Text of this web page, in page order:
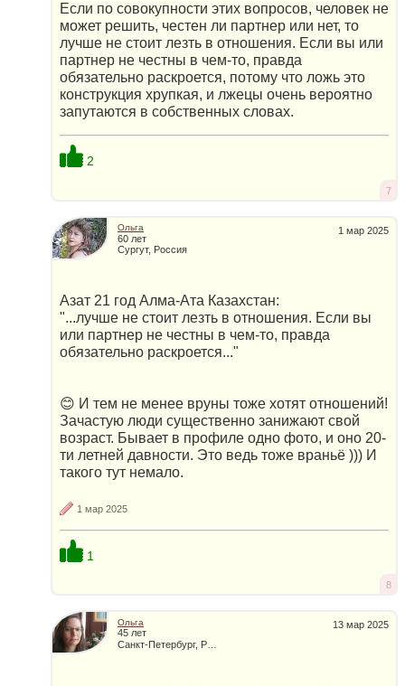
Если по совокупности этих вопросов, человек не
может решить, честен ли партнер или нет, то
лучше не стоит лезть в отношения. Если вы или
партнер не честны в чем-то, правда
обязательно раскроется, потому что ложь это
конструкция хрупкая, и лжецы очень вероятно
запутаются в собственных словах.
2
7
1 мар 2025
Ольга
60 лет
Сургут, Россия
Азат 21 год Алма-Ата Казахстан:
"...лучше не стоит лезть в отношения. Если вы
или партнер не честны в чем-то, правда
обязательно раскроется..."
😊 И тем не менее вруны тоже хотят отношений!
Зачастую люди существенно занижают свой
возраст. Бывает в профиле одно фото, и оно 20-
ти летней давности. Это ведь тоже враньё ))) И
такого тут немало.
1 мар 2025
1
8
13 мар 2025
Ольга
45 лет